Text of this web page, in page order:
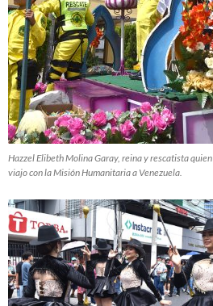
Hazzel Elibeth Molina Garay, reina y rescatista quien
viajo con la Misión Humanitaria a Venezuela.